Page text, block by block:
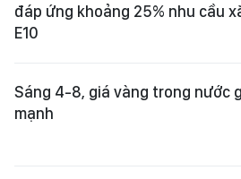
đáp ứng khoảng 25% nhu cầu
E10
Sáng 4-8, giá vàng trong nước
mạnh